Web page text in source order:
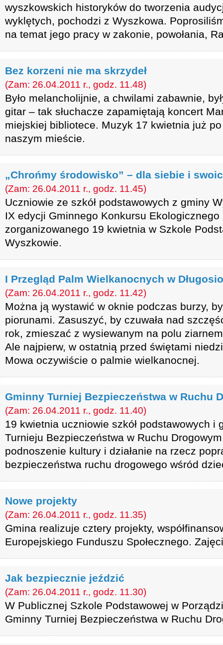
wyszkowskich historyków do tworzenia
wyklętych, pochodzi z Wyszkowa.
na temat jego pracy w zakonie, powołania,
Bez korzeni nie ma skrzydeł
(Zam: 26.04.2011 r., godz. 11.48)
Było melancholijnie, a chwilami zabawnie,
gitar – tak słuchacze zapamiętają koncert
miejskiej bibliotece. Muzyk 17 kwietnia już po
naszym mieście.
„Chrońmy środowisko” – dla siebie i
(Zam: 26.04.2011 r., godz. 11.45)
Uczniowie ze szkół podstawowych z gminy
IX edycji Gminnego Konkursu Ekologicznego
zorganizowanego 19 kwietnia w Szkole
Wyszkowie.
I Przegląd Palm Wielkanocnych w
(Zam: 26.04.2011 r., godz. 11.42)
Można ją wystawić w oknie podczas burzy,
piorunami. Zasuszyć, by czuwała nad
rok, zmieszać z wysiewanym na polu
Ale najpierw, w ostatnią przed świętami
Mowa oczywiście o palmie wielkanocnej.
Gminny Turniej Bezpieczeństwa w Ruchu
(Zam: 26.04.2011 r., godz. 11.40)
19 kwietnia uczniowie szkół podstawowych i
Turnieju Bezpieczeństwa w Ruchu
podnoszenie kultury i działanie na rzecz
bezpieczeństwa ruchu drogowego wśród
Nowe projekty
(Zam: 26.04.2011 r., godz. 11.35)
Gmina realizuje cztery projekty,
Europejskiego Funduszu Społecznego.
Jak bezpiecznie jeździć
(Zam: 26.04.2011 r., godz. 11.30)
W Publicznej Szkole Podstawowej w
Gminny Turniej Bezpieczeństwa w Ruchu